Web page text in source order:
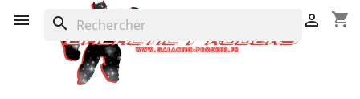
 shopping_cart

search